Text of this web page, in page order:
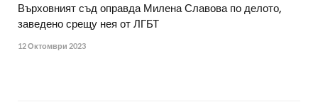
Върховният съд оправда Милена Славова по делото,
заведено срещу нея от ЛГБТ
12 Октомври 2023